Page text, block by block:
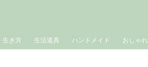
生き方 生活道具 ハンドメイド おしゃれ